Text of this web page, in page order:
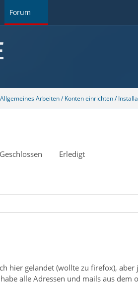
Forum
Allgemeines Arbeiten / Konten einrichten /
Geschlossen Erledigt
hier gelandet (wollte zu firefox),
alle Adressen und mails aus